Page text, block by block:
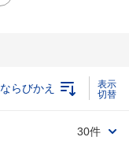
ならびかえ
30件